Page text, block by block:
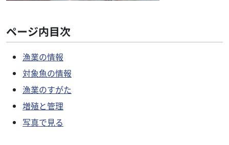
ページ内目次
漁業の情報
対象魚の情報
漁業のすがた
増殖と管理
写真で見る